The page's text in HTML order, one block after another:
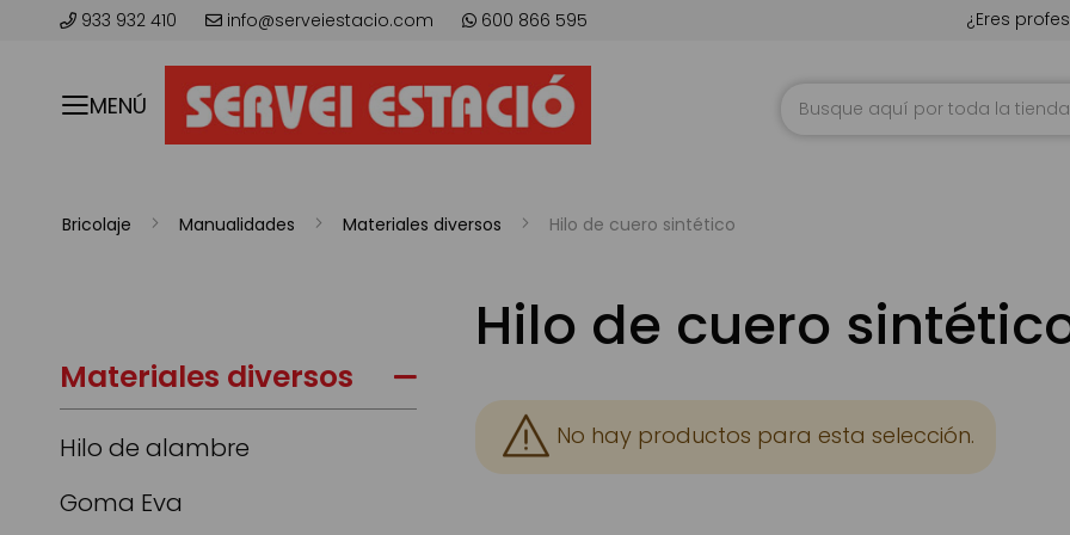
933 932 410 info@serveiestacio.com 600 866 595 ¿Eres
MENÚ
Bricolaje Manualidades Materiales diversos Hilo de cuero sintético
Hilo de cuero
No hay productos para esta selección.
Materiales diversos
Hilo de alambre
Goma Eva